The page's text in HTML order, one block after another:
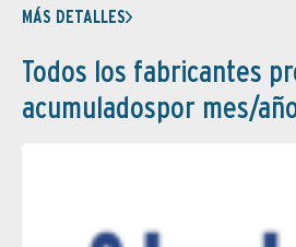
MÁS DETALLES
Todos los fabricantes
acumuladospor mes/